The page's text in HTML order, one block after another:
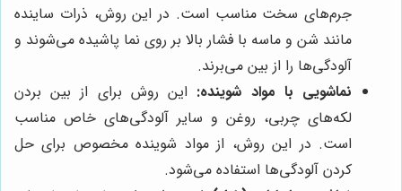
جرم‌های سخت مناسب است. در این روش، ذرات ساینده
مانند شن و ماسه با فشار بالا بر روی نما پاشیده می‌شوند و
آلودگی‌ها را از بین می‌برند.
نماشویی با مواد شوینده: این روش برای از بین بردن
لکه‌های چربی، روغن و سایر آلودگی‌های خاص مناسب
است. در این روش، از مواد شوینده مخصوص برای حل
کردن آلودگی‌ها استفاده می‌شود.